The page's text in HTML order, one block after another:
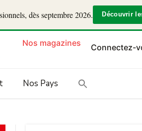
dès septembre 2026. Découvrir
Nos magazines Connectez-
Nos Pays